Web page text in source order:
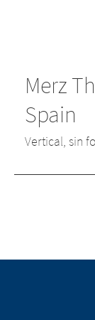
Merz
Spain
Vertical, sin